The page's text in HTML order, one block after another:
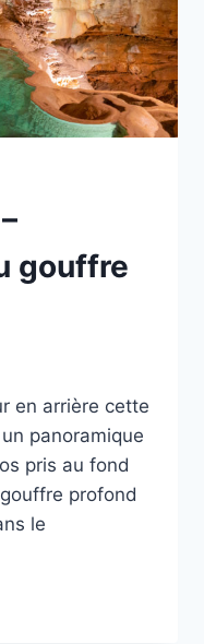
gouffre
en arrière cette
panoramique
pris au fond
profond
le